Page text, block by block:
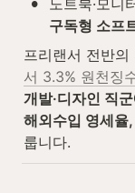
구독형 소프
프리랜서 전반
서 3.3% 원천징
개발·디자인 직
해외수입 영세율
룹니다.